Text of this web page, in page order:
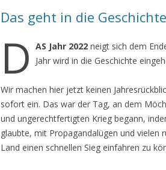
Das geht in die
D AS Jahr 2022 neigt sich dem
Jahr wird in die Geschichte
Wir machen hier jetzt keinen
sofort ein. Das war der Tag, an dem
und ungerechtfertigten Krieg begann,
glaubte, mit Propagandalügen und vielen
Land einen schnellen Sieg einfahren zu